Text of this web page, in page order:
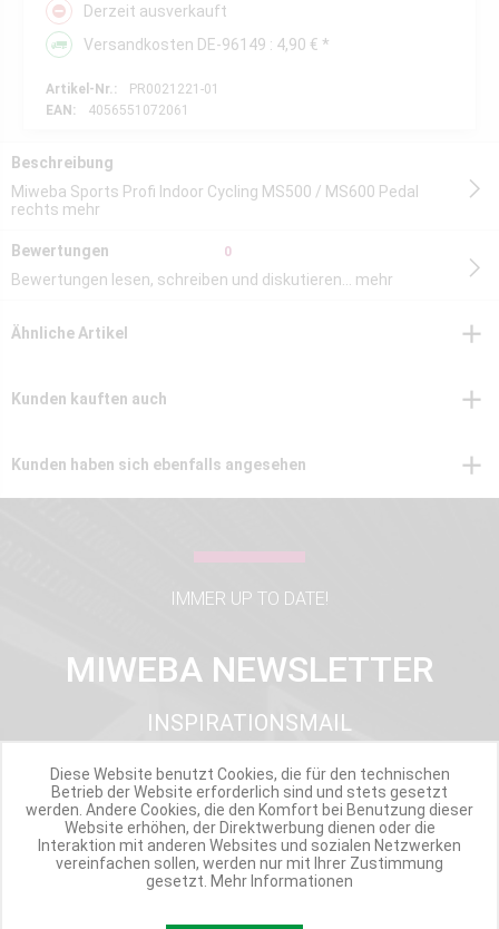
Derzeit ausverkauft
Versandkosten DE-96149 : 4,90 € *
Artikel-Nr.:
PR0021221-01
EAN:
4056551072061
Beschreibung
Miweba Sports Profi Indoor Cycling MS500 / MS600 Pedal
rechts mehr
Bewertungen 0
Bewertungen lesen, schreiben und diskutieren... mehr
Ähnliche Artikel
Kunden kauften auch
Kunden haben sich ebenfalls angesehen
IMMER UP TO DATE!
MIWEBA NEWSLETTER
INSPIRATIONSMAIL
PRODUKTUPDATES
TOP INFORMIERT
ANGEBOTE
Werde Teil der Miweba Community!
Diese Website benutzt Cookies, die für den technischen
Betrieb der Website erforderlich sind und stets gesetzt
werden. Andere Cookies, die den Komfort bei Benutzung dieser
Website erhöhen, der Direktwerbung dienen oder die
Interaktion mit anderen Websites und sozialen Netzwerken
vereinfachen sollen, werden nur mit Ihrer Zustimmung
gesetzt. Mehr Informationen